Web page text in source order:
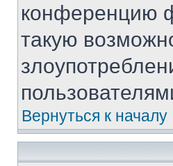
конференцию
такую
Вернуться к началу